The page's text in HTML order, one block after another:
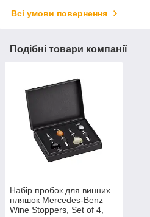
Всі умови повернення
Подібні товари компанії
Набір пробок для винних
пляшок Mercedes-Benz
Wine Stoppers, Set of 4,